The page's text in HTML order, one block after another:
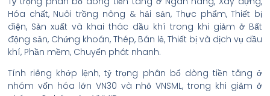
Hóa chất, Nuôi trồng nông & hải sản, Thực phẩm, Thiết bị
điện, Sản xuất và khai thác dầu khí trong khi giảm ở Bất
động sản, Chứng khoán, Thép, Bán lẻ, Thiết bị và dịch vụ dầu
khí, Phần mềm, Chuyển phát nhanh.
Tính riêng khớp lệnh, tỷ trọng phân bổ dòng tiền tăng ở
nhóm vốn hóa lớn VN30 và nhỏ VNSML, trong khi giảm ở